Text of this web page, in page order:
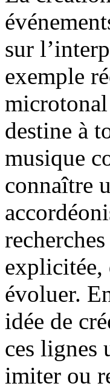
sur
exemple
destine à
musique
connaître
explicitée,
évoluer.
idée de
ces lignes
imiter ou